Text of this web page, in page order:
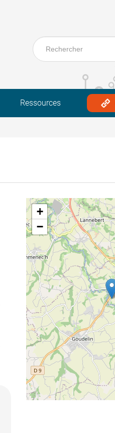
Ressources
+
−